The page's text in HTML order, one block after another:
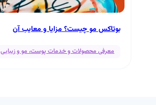
بوتاکس مو چیست؟ مزایا و معایب آن
معرفی محصولات و خدمات پوست، مو و زیبایی